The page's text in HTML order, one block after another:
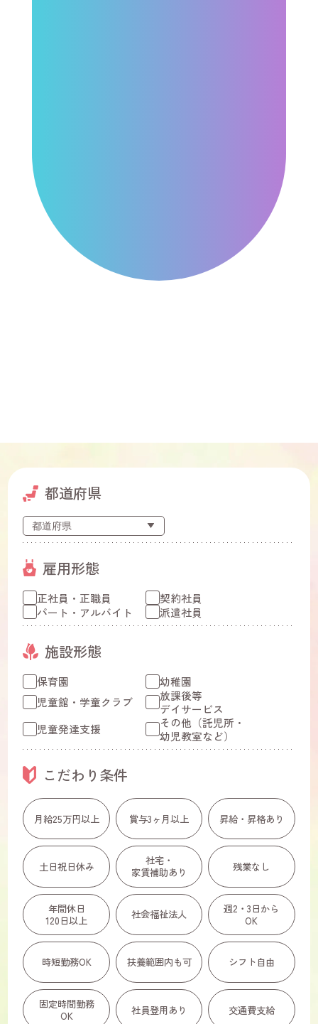
都道府県
雇用形態
正社員・正職員
契約社員
パート・アルバイト
派遣社員
施設形態
保育園
幼稚園
児童館・学童クラブ
放課後等
デイサービス
児童発達支援
その他（託児所・
幼児教室など）
こだわり条件
月給25万円以上 賞与3ヶ月以上 昇給・昇格あり
土日祝日休み
社宅・
家賃補助あり
残業なし
年間休日
120日以上
社会福祉法人
週2・3日から
OK
時短勤務OK 扶養範囲内も可 シフト自由
固定時間勤務
OK
社員登用あり 交通費支給